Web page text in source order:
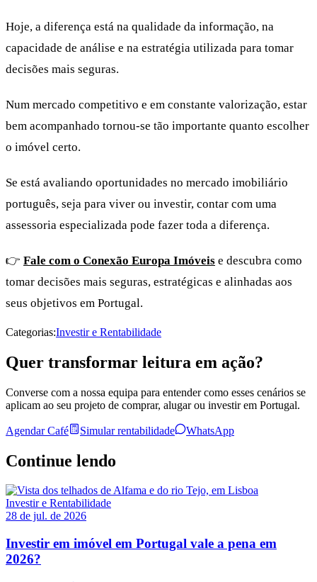
Hoje, a diferença está na qualidade da informação, na
capacidade de análise e na estratégia utilizada para tomar
decisões mais seguras.
Num mercado competitivo e em constante valorização, estar
bem acompanhado tornou-se tão importante quanto escolher
o imóvel certo.
Se está avaliando oportunidades no mercado imobiliário
português, seja para viver ou investir, contar com uma
assessoria especializada pode fazer toda a diferença.
👉 Fale com o Conexão Europa Imóveis e descubra como
tomar decisões mais seguras, estratégicas e alinhadas aos
seus objetivos em Portugal.
Categorias:Investir e Rentabilidade
Quer transformar leitura em ação?
Converse com a nossa equipa para entender como esses cenários se
aplicam ao seu projeto de comprar, alugar ou investir em Portugal.
Agendar Café Simular rentabilidade WhatsApp
Continue lendo
Investir e Rentabilidade
28 de jul. de 2026
Investir em imóvel em Portugal vale a pena em
2026?